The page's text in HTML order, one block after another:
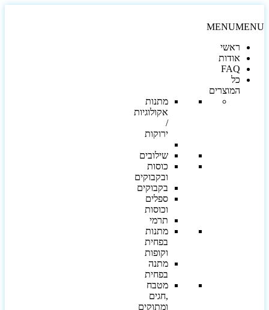
MENU
ראשי
אודות
FAQ
כל
המוצרים
מתנות
אקולוגיות
ירוקות
שילובים
כוסות
ובקבוקים
בקבוקים
ספלים
וכוסות
תרמי
מתנות
בפחית
וקופות
מתנה
בפחית
מטבח
,חגים
ומתוקים